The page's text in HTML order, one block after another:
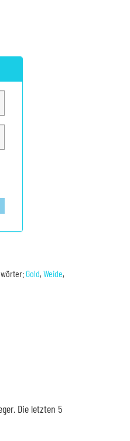
Gold,Weide,
Die letzten 5